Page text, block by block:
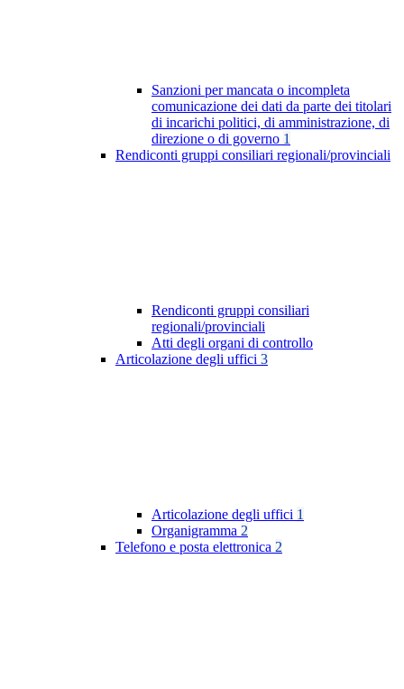
Sanzioni per mancata o incompleta
comunicazione dei dati da parte dei titolari
di incarichi politici, di amministrazione, di
direzione o di governo 1
Rendiconti gruppi consiliari regionali/provinciali
Rendiconti gruppi consiliari
regionali/provinciali
Atti degli organi di controllo
Articolazione degli uffici 3
Articolazione degli uffici 1
Organigramma 2
Telefono e posta elettronica 2